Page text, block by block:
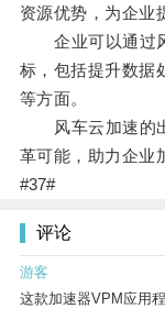
资源优势，为企业
企业可以通过风
标，包括提升数据
等方面。
风车云加速的出
革可能，助力企业
#37#
评论
游客
这款加速器VPM应用